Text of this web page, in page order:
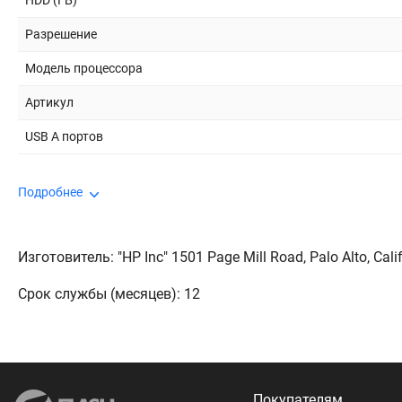
Разрешение
Модель процессора
Артикул
USB A портов
Подробнее
Изготовитель: "HP Inc" 1501 Page Mill Road, Palo Alto,
Срок службы (месяцев): 12